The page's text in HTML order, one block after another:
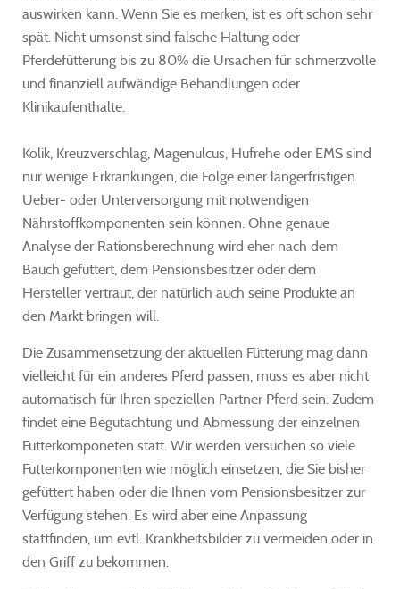
auswirken kann. Wenn Sie es merken, ist es oft schon sehr
spät. Nicht umsonst sind falsche Haltung oder
Pferdefütterung bis zu 80% die Ursachen für schmerzvolle
und finanziell aufwändige Behandlungen oder
Klinikaufenthalte.
Kolik, Kreuzverschlag, Magenulcus, Hufrehe oder EMS sind
nur wenige Erkrankungen, die Folge einer längerfristigen
Ueber- oder Unterversorgung mit notwendigen
Nährstoffkomponenten sein können. Ohne genaue
Analyse der Rationsberechnung wird eher nach dem
Bauch gefüttert, dem Pensionsbesitzer oder dem
Hersteller vertraut, der natürlich auch seine Produkte an
den Markt bringen will.
Die Zusammensetzung der aktuellen Fütterung mag dann
vielleicht für ein anderes Pferd passen, muss es aber nicht
automatisch für Ihren speziellen Partner Pferd sein. Zudem
findet eine Begutachtung und Abmessung der einzelnen
Futterkomponeten statt. Wir werden versuchen so viele
Futterkomponenten wie möglich einsetzen, die Sie bisher
gefüttert haben oder die Ihnen vom Pensionsbesitzer zur
Verfügung stehen. Es wird aber eine Anpassung
stattfinden, um evtl. Krankheitsbilder zu vermeiden oder in
den Griff zu bekommen.